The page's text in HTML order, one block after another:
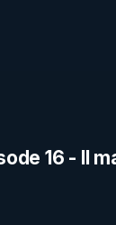
16 - Il